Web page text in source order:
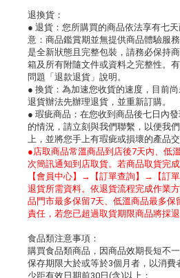
退換貨：
● 退貨：您所購買的商品依法享有七
意：商品鑑賞期並無提供商品體驗服
是全新狀態且完整包裝，請務必保持
箱及所有附隨文件或資料之完整性。
問題「退款退貨」說明。
● 換貨：為加速您收貨的速度，目前
退貨辦法先辦理退貨，並重新訂購。
● 瑕疵商品：在您收到商品後七日內
的情況，請立刻與我們聯繫，以便我
上，並將您手上有瑕疵或損壞的產品交
●店取商品常溫商品到店後7天內、低
次簡訊通知到店取貨。若商品取貨完
【會員中心】→【訂單查詢】→【訂
退貨所需資料。依退貨流程完成作業
品門市最多保留7天、低溫商品最多保
責任，若您已超過取貨期限商品將採退
食品類注意事項：
購買食品類商品，因商品效期長短不一
保存期限大於或等於3個月者，以消費
少距有效日期前30日(含)以上；